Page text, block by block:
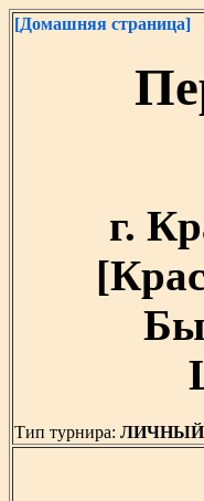
[Домашняя страница]
г.
Тип турнира: ЛИЧНЫЙ